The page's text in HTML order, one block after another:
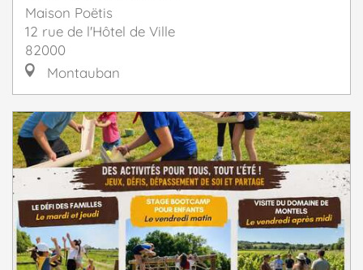
Maison Poëtis
12 rue de l'Hôtel de Ville
82000
Montauban